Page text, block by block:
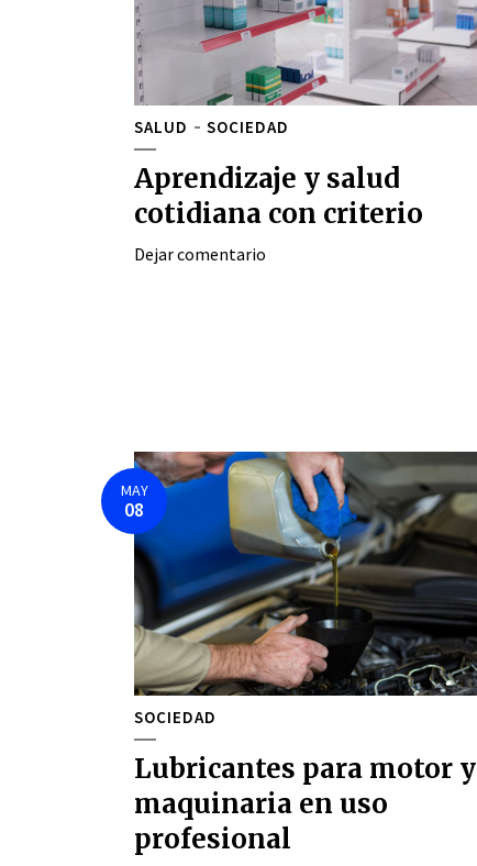
SALUD SOCIEDAD
Aprendizaje y salud
cotidiana con criterio
Dejar comentario
MAY
08
SOCIEDAD
Lubricantes para motor y
maquinaria en uso
profesional